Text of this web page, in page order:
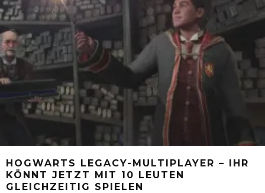
HOGWARTS LEGACY-MULTIPLAYER – IHR
KÖNNT JETZT MIT 10 LEUTEN
GLEICHZEITIG SPIELEN